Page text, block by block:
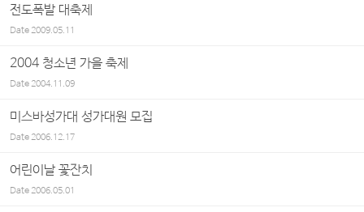
전도폭발 대축제
Date2009.05.11
2004 청소년 가을 축제
Date2004.11.09
미스바성가대 성가대원 모집
Date2006.12.17
어린이날 꽃잔치
Date2006.05.01